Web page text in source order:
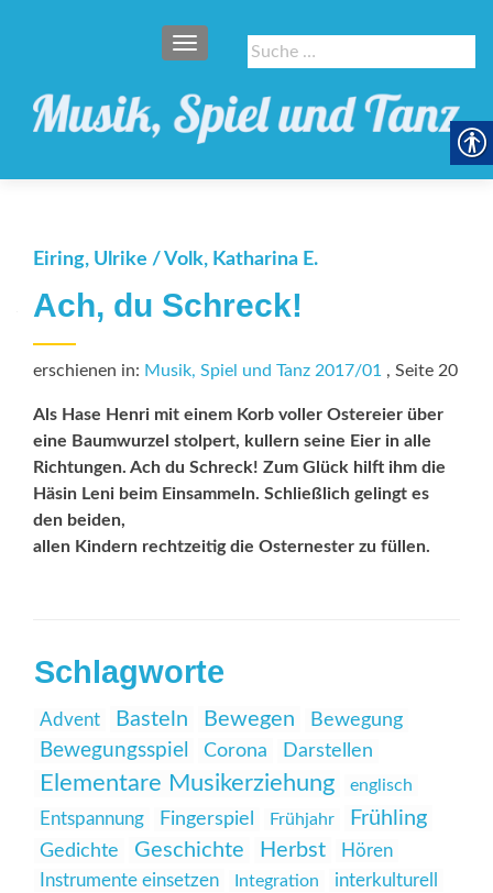
Suche
nach:
SCHALTE NAVIGATION
Eiring, Ulrike / Volk, Katharina E.
Ach, du Schreck!
erschienen in: Musik, Spiel und Tanz 2017/01 , Seite 20
Als Hase Henri mit einem Korb voller Ostereier über
eine Baumwurzel stolpert, kullern seine Eier in alle
Richtungen. Ach du Schreck! Zum Glück hilft ihm die
Häsin Leni beim Einsammeln. Schließlich gelingt es
den beiden,
allen Kindern rechtzeitig die Osternester zu füllen.
Schlagworte
Advent Basteln Bewegen Bewegung
Bewegungsspiel Corona Darstellen
Elementare Musikerziehung englisch
Entspannung Fingerspiel Frühjahr Frühling
Gedichte Geschichte Herbst
Hören
Instrumente einsetzen
Integration
interkulturell